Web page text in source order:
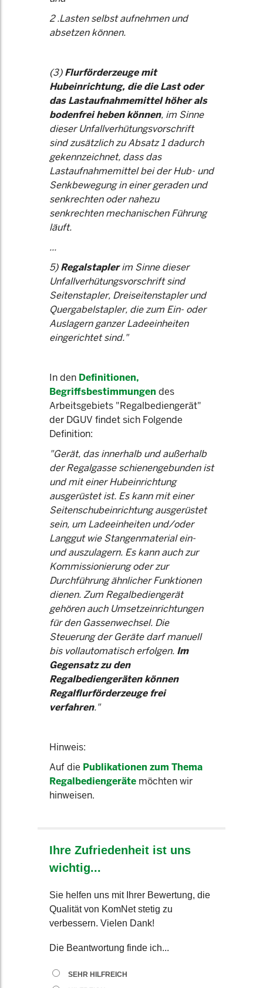
2 .Lasten selbst aufnehmen und
absetzen können.
(3)Flurförderzeuge mit
Hubeinrichtung, die die Last oder
das Lastaufnahmemittel höher als
bodenfrei heben können, im Sinne
dieser Unfallverhütungsvorschrift
sind zusätzlich zu Absatz 1 dadurch
gekennzeichnet, dass das
Lastaufnahmemittel bei der Hub- und
Senkbewegung in einer geraden und
senkrechten oder nahezu
senkrechten mechanischen Führung
läuft.
...
5)Regalstaplerim Sinne dieser
Unfallverhütungsvorschrift sind
Seitenstapler, Dreiseitenstapler und
Quergabelstapler, die zum Ein- oder
Auslagern ganzer Ladeeinheiten
eingerichtet sind."
In den Definitionen,
Begriffsbestimmungen des
Arbeitsgebiets "Regalbediengerät"
der DGUV findet sich Folgende
Definition:
"Gerät, das innerhalb und außerhalb
der Regalgasse schienengebunden ist
und mit einer Hubeinrichtung
ausgerüstet ist. Es kann mit einer
Seitenschubeinrichtung ausgerüstet
sein, um Ladeeinheiten und/oder
Langgut wie Stangenmaterial ein-
und auszulagern. Es kann auch zur
Kommissionierung oder zur
Durchführung ähnlicher Funktionen
dienen. Zum Regalbediengerät
gehören auch Umsetzeinrichtungen
für den Gassenwechsel. Die
Steuerung der Geräte darf manuell
bis vollautomatisch erfolgen. Im
Gegensatz zu den
Regalbediengeräten können
Regalflurförderzeuge frei
verfahren."
Hinweis:
Auf die Publikationen zum Thema
Regalbediengeräte möchten wir
hinweisen.